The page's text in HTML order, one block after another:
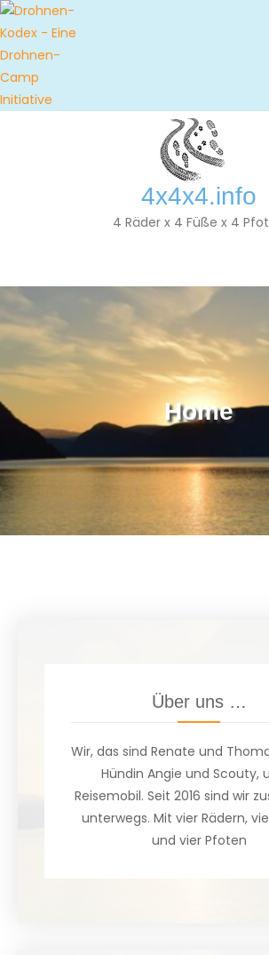
4x4x4.info
4 Räder x 4 Füße x 4
Home
Über uns …
Wir, das sind Renate und
Hündin Angie und Scouty,
Reisemobil. Seit 2016 sind wir
unterwegs. Mit vier Rädern,
und vier Pfoten